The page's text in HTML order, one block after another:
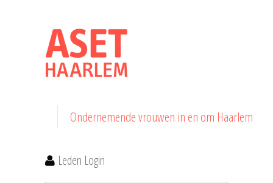
Ondernemende vrouwen in en om Haarlem
Leden Login